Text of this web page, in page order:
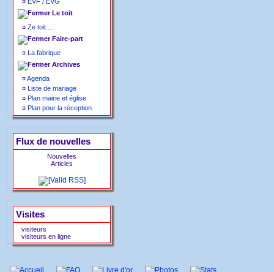
Le toit
¤ Ze toit....
Faire-part
¤ La fabrique
Archives
¤Agenda
¤ Liste de mariage
¤ Plan mairie et église
¤ Plan pour la réception
Flux de nouvelles
Nouvelles
Articles
Visites
visiteurs
visiteurs en ligne